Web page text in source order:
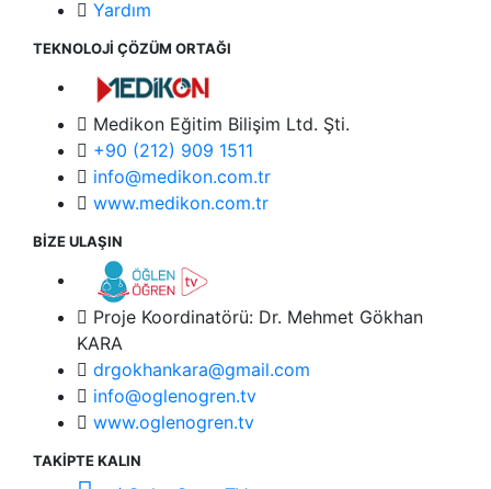
Yardım
TEKNOLOJİ ÇÖZÜM ORTAĞI
Medikon Eğitim Bilişim Ltd. Şti.
+90 (212) 909 1511
info@medikon.com.tr
www.medikon.com.tr
BİZE ULAŞIN
Proje Koordinatörü: Dr. Mehmet Gökhan
KARA
drgokhankara@gmail.com
info@oglenogren.tv
www.oglenogren.tv
TAKİPTE KALIN